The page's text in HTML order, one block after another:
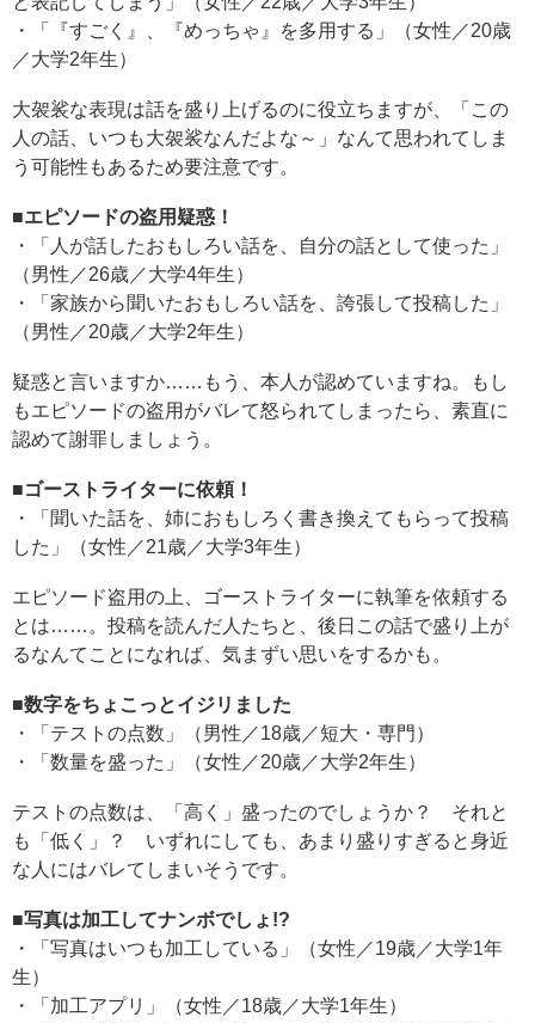
・「『すごく』、『めっちゃ』を多用する」（女性／20歳
／大学2年生）
大袈裟な表現は話を盛り上げるのに役立ちますが、「この
人の話、いつも大袈裟なんだよな～」なんて思われてしま
う可能性もあるため要注意です。
■エピソードの盗用疑惑！
・「人が話したおもしろい話を、自分の話として使った」
（男性／26歳／大学4年生）
・「家族から聞いたおもしろい話を、誇張して投稿した」
（男性／20歳／大学2年生）
疑惑と言いますか……もう、本人が認めていますね。もし
もエピソードの盗用がバレて怒られてしまったら、素直に
認めて謝罪しましょう。
■ゴーストライターに依頼！
・「聞いた話を、姉におもしろく書き換えてもらって投稿
した」（女性／21歳／大学3年生）
エピソード盗用の上、ゴーストライターに執筆を依頼する
とは……。投稿を読んだ人たちと、後日この話で盛り上が
るなんてことになれば、気まずい思いをするかも。
■数字をちょこっとイジリました
・「テストの点数」（男性／18歳／短大・専門）
・「数量を盛った」（女性／20歳／大学2年生）
テストの点数は、「高く」盛ったのでしょうか？ それと
も「低く」？ いずれにしても、あまり盛りすぎると身近
な人にはバレてしまいそうです。
■写真は加工してナンボでしょ!?
・「写真はいつも加工している」（女性／19歳／大学1年
生）
・「加工アプリ」（女性／18歳／大学1年生）